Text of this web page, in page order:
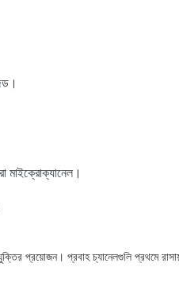
মাইক্রোক্যানেল।
প্রয়োজন। প্রবাহ চ্যানেলগুলি